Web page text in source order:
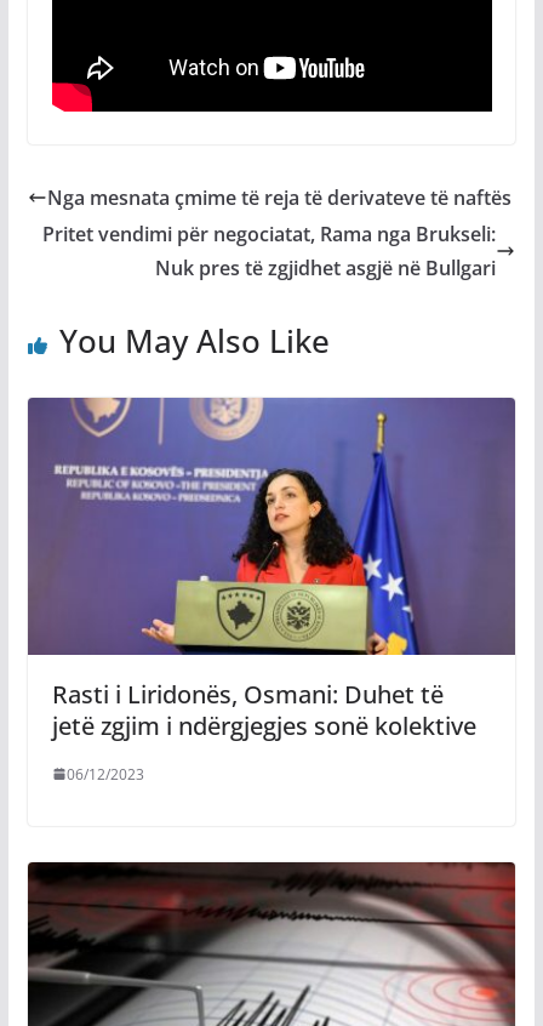
Nga mesnata çmime të reja të derivateve të naftës
Pritet vendimi për negociatat, Rama nga Brukseli:
Nuk pres të zgjidhet asgjë në Bullgari
You May Also Like
Rasti i Liridonës, ​Osmani: Duhet të
jetë zgjim i ndërgjegjes sonë kolektive
06/12/2023